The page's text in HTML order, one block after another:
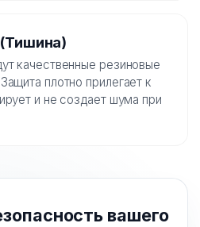
качественные резиновые
плотно прилегает к
и не создает шума при
вашего